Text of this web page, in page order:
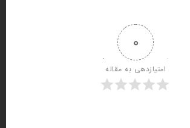
0
امتیازدهی به مقاله